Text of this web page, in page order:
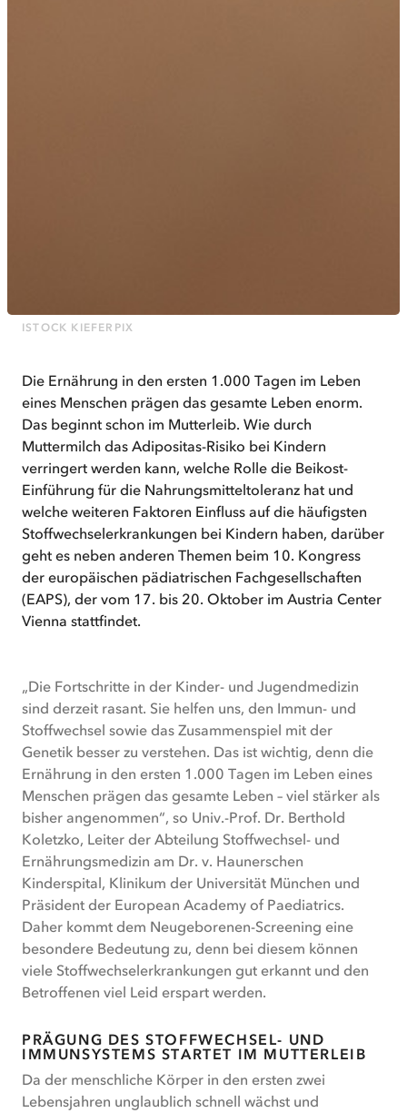
ISTOCK KIEFERPIX
Die Ernährung in den ersten 1.000 Tagen im Leben
eines Menschen prägen das gesamte Leben enorm.
Das beginnt schon im Mutterleib. Wie durch
Muttermilch das Adipositas-Risiko bei Kindern
verringert werden kann, welche Rolle die Beikost-
Einführung für die Nahrungsmitteltoleranz hat und
welche weiteren Faktoren Einfluss auf die häufigsten
Stoffwechselerkrankungen bei Kindern haben, darüber
geht es neben anderen Themen beim 10. Kongress
der europäischen pädiatrischen Fachgesellschaften
(EAPS), der vom 17. bis 20. Oktober im Austria Center
Vienna stattfindet.
„Die Fortschritte in der Kinder- und Jugendmedizin
sind derzeit rasant. Sie helfen uns, den Immun- und
Stoffwechsel sowie das Zusammenspiel mit der
Genetik besser zu verstehen. Das ist wichtig, denn die
Ernährung in den ersten 1.000 Tagen im Leben eines
Menschen prägen das gesamte Leben – viel stärker als
bisher angenommen“, so Univ.-Prof. Dr. Berthold
Koletzko, Leiter der Abteilung Stoffwechsel- und
Ernährungsmedizin am Dr. v. Haunerschen
Kinderspital, Klinikum der Universität München und
Präsident der European Academy of Paediatrics.
Daher kommt dem Neugeborenen-Screening eine
besondere Bedeutung zu, denn bei diesem können
viele Stoffwechselerkrankungen gut erkannt und den
Betroffenen viel Leid erspart werden.
PRÄGUNG DES STOFFWECHSEL- UND
IMMUNSYSTEMS STARTET IM MUTTERLEIB
Da der menschliche Körper in den ersten zwei
Lebensjahren unglaublich schnell wächst und